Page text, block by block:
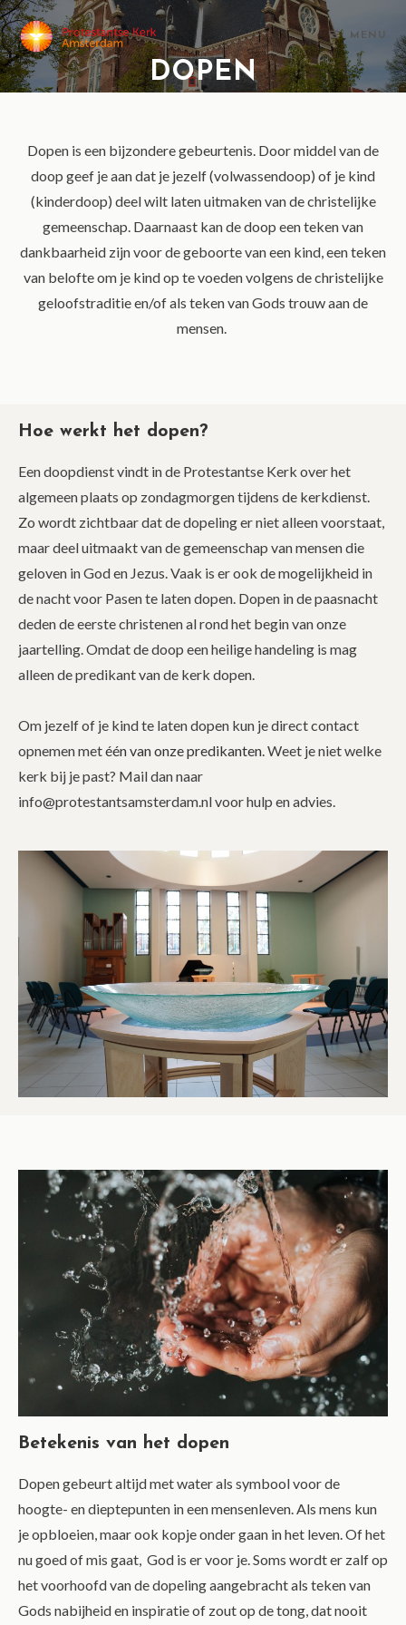
MENU
DOPEN
Dopen is een bijzondere gebeurtenis. Door middel van de
doop geef je aan dat je jezelf (volwassendoop) of je kind
(kinderdoop) deel wilt laten uitmaken van de christelijke
gemeenschap. Daarnaast kan de doop een teken van
dankbaarheid zijn voor de geboorte van een kind, een teken
van belofte om je kind op te voeden volgens de christelijke
geloofstraditie en/of als teken van Gods trouw aan de
mensen.
Hoe werkt het dopen?
Een doopdienst vindt in de Protestantse Kerk over het
algemeen plaats op zondagmorgen tijdens de kerkdienst.
Zo wordt zichtbaar dat de dopeling er niet alleen voorstaat,
maar deel uitmaakt van de gemeenschap van mensen die
geloven in God en Jezus. Vaak is er ook de mogelijkheid in
de nacht voor Pasen te laten dopen. Dopen in de paasnacht
deden de eerste christenen al rond het begin van onze
jaartelling. Omdat de doop een heilige handeling is mag
alleen de predikant van de kerk dopen.
Om jezelf of je kind te laten dopen kun je direct contact
opnemen metéén van onze predikanten. Weet je niet welke
kerk bij je past? Mail dan naar
info@protestantsamsterdam.nl voor hulp en advies.
Betekenis van het dopen
Dopen gebeurt altijd met water als symbool voor de
hoogte- en dieptepunten in een mensenleven. Als mens kun
je opbloeien, maar ook kopje onder gaan in het leven. Of het
nu goed of mis gaat, God is er voor je. Soms wordt er zalf op
het voorhoofd van de dopeling aangebracht als teken van
Gods nabijheid en inspiratie of zout op de tong, dat nooit